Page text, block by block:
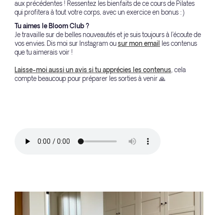
aux précédentes ! Ressentez les bienfaits de ce cours de Pilates
qui profitera à tout votre corps, avec un exercice en bonus :)
Tu aimes le Bloom Club ?
Je travaille sur de belles nouveautés et je suis toujours à l'écoute de
vos envies. Dis moi sur Instagram ousur mon email les contenus
que tu aimerais voir !
Laisse-moi aussi un avis si tu apprécies les contenus, cela
compte beaucoup pour préparer les sorties à venir 🙏